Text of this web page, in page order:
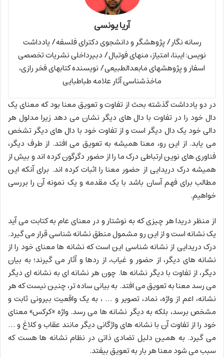
آریا یونسی
رسانه نگار/ پژوهشگر و دانشجوی دکترای فلسفه/ یادداشت
نویس: ایبنا، امتیاز، منهای فوتبال/ دبیرداخلی نشریات تخصصی
اسفار و پژوهشهای مابعدالطبیعی/ نویسنده کتابهای فخر رازی،
ماخذشناسی آثار علامه طباطبایی
در دو یادداشت گذشته بحث از تفاوت و تعویق معنا بود که معنای یک
دال خود را در تفاوت با دال های دیگر نشان می دهد زیرا مدلول هر
دالی خود یک دال دیگر است و از تفاوت خود با دال های دیگر تشخص
می یابد. از این رو، معنا همیشه به تعویق می افتد. از طرف دیگر،
فناوری های نوین ارتباطی درک ما را از حضور دگرگون کرده اند و بیش از
همیشه درک دریدایی از حضور معنا را اثبات کرده اند. برای آنکه این
مطالب برای فهم آسان باشد با یک مقدمه و یک نمونه آن را بررسی
خواهیم.
از منظر دریدا هر چیزی که به نوشتار و در معنای عام به کتابت می آید
یک نشانه است و از این رو مشمول منطق نشانه شناسی قرار می گیرد.
درک دریدایی از نشانه شناسی این است که نشانه ها معنای خود را از
نشانه های دیگر، از حضور و غیاب، از ردها و آثار می گیرند؛ به بیان
دیگر، از تفاوت با دیگر نشانه ها. چون هر نشانه ای به نشانه ای دیگر
می رسد معنا به تعویق می افتد. به بیانی ساده تر، چنین نیست که هر
نشانه، اعم از واژه، نماد، تصویر و … ، به یک واقعیت بیرونی ثابت و
مشخص برسد، بلکه به دیگر نشانه ها می رسد. واژه «کرکس» معنای
خود را از تفاوت آن با نشانه های واژگانی دیگر مانند عقاب و کلاغ و …
می گیرد. به همین دلیل تضادی ذاتی در نظام نشانه ها هست که
سبب می شود معنا هر بار به تعویق بیفتد.